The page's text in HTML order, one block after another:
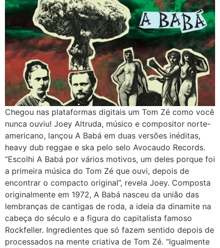
Chegou nas plataformas digitais um Tom Zé como você
nunca ouviu! Joey Altruda, músico e compositor norte-
americano, lançou A Babá em duas versões inéditas,
heavy dub reggae e ska pelo selo Avocaudo Records.
“Escolhi A Babá por vários motivos, um deles porque foi
a primeira música do Tom Zé que ouvi, depois de
encontrar o compacto original”, revela Joey. Composta
originalmente em 1972, A Babá nasceu da união das
lembranças de cantigas de roda, a ideia da dinamite na
cabeça do século e a figura do capitalista famoso
Rockfeller. Ingredientes que só fazem sentido depois de
processados na mente criativa de Tom Zé. “Igualmente